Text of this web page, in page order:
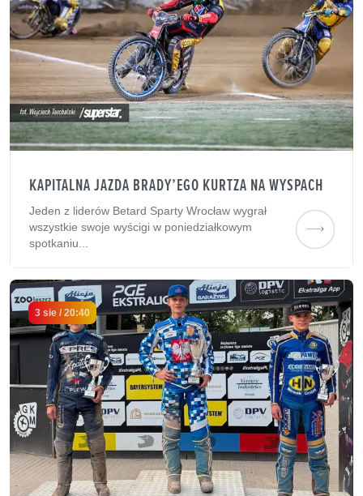
KAPITALNA JAZDA BRADY’EGO KURTZA NA WYSPACH
Jeden z liderów Betard Sparty Wrocław wygrał
wszystkie swoje wyścigi w poniedziałkowym
spotkaniu...
3 sie / 20:40